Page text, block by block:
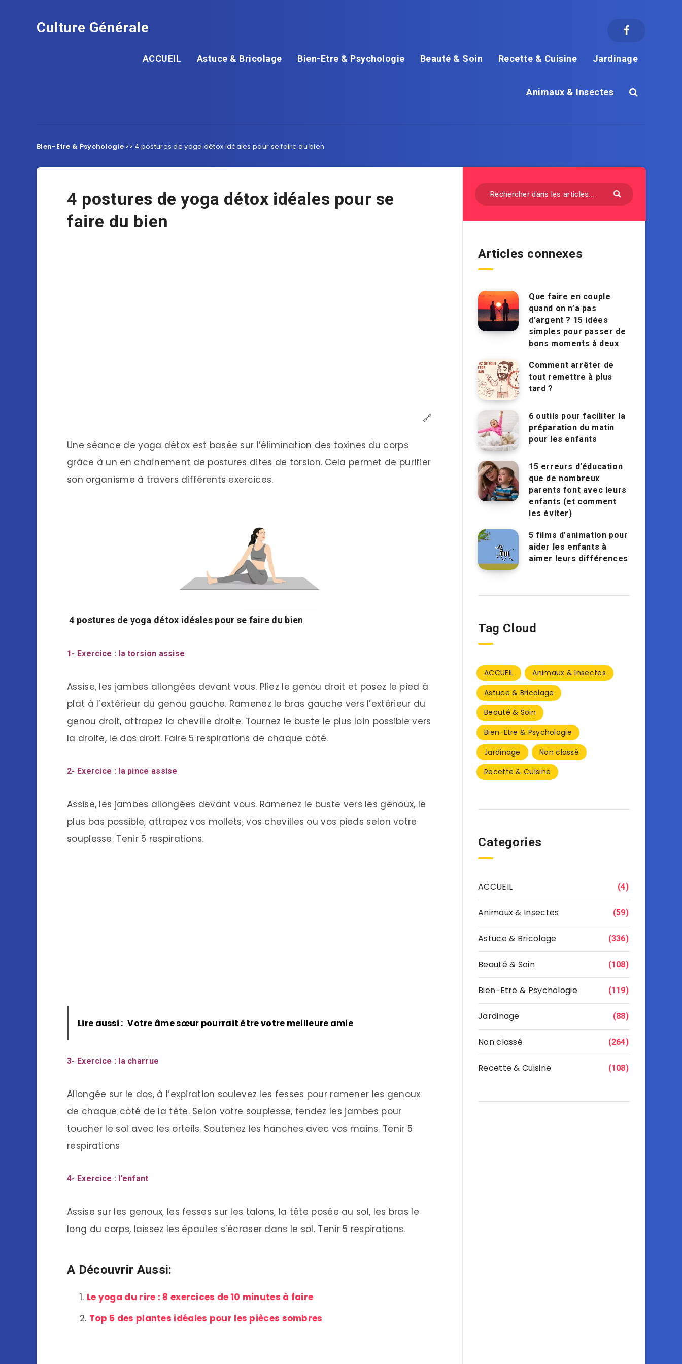
Culture Générale
ACCUEIL Astuce & Bricolage Bien-Etre & Psychologie Beauté & Soin Recette & Cuisine Jardinage
Animaux & Insectes
Bien-Etre & Psychologie>> 4 postures de yoga détox idéales pour se faire du bien
4 postures de yoga détox idéales pour se
faire du bien
🔗
Une séance de yoga détox est basée sur l’élimination des toxines du corps
grâce à un en chaînement de postures dites de torsion. Cela permet de purifier
son organisme à travers différents exercices.
4 postures de yoga détox idéales pour se faire du bien
1- Exercice : la torsion assise
Assise, les jambes allongées devant vous. Pliez le genou droit et posez le pied à
plat à l’extérieur du genou gauche. Ramenez le bras gauche vers l’extérieur du
genou droit, attrapez la cheville droite. Tournez le buste le plus loin possible vers
la droite, le dos droit. Faire 5 respirations de chaque côté.
2- Exercice : la pince assise
Assise, les jambes allongées devant vous. Ramenez le buste vers les genoux, le
plus bas possible, attrapez vos mollets, vos chevilles ou vos pieds selon votre
souplesse. Tenir 5 respirations.
Lire aussi : Votre âme sœur pourrait être votre meilleure amie
3- Exercice : la charrue
Allongée sur le dos, à l’expiration soulevez les fesses pour ramener les genoux
de chaque côté de la tête. Selon votre souplesse, tendez les jambes pour
toucher le sol avec les orteils. Soutenez les hanches avec vos mains. Tenir 5
respirations
4- Exercice : l’enfant
Assise sur les genoux, les fesses sur les talons, la tête posée au sol, les bras le
long du corps, laissez les épaules s’écraser dans le sol. Tenir 5 respirations.
A Découvrir Aussi:
Le yoga du rire : 8 exercices de 10 minutes à faire
Top 5 des plantes idéales pour les pièces sombres
Articles connexes
Que faire en couple
quand on n’a pas
d’argent ? 15 idées
simples pour passer de
bons moments à deux
Comment arrêter de
tout remettre à plus
tard ?
6 outils pour faciliter la
préparation du matin
pour les enfants
15 erreurs d’éducation
que de nombreux
parents font avec leurs
enfants (et comment
les éviter)
5 films d’animation pour
aider les enfants à
aimer leurs différences
Tag Cloud
ACCUEIL
Animaux & Insectes
Astuce & Bricolage
Beauté & Soin
Bien-Etre & Psychologie
Jardinage
Non classé
Recette & Cuisine
Categories
ACCUEIL (4)
Animaux & Insectes (59)
Astuce & Bricolage (336)
Beauté & Soin (108)
Bien-Etre & Psychologie (119)
Jardinage (88)
Non classé (264)
Recette & Cuisine (108)